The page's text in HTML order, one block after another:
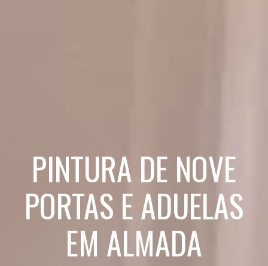
PINTURA DE NOVE
PORTAS E ADUELAS
EM ALMADA